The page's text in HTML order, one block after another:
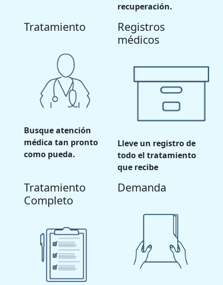
recuperación.
Tratamiento
Busque atención
médica tan pronto
como pueda.
Registros
médicos
Lleve un registro de
todo el tratamiento
que recibe
Tratamiento
Completo
Demanda